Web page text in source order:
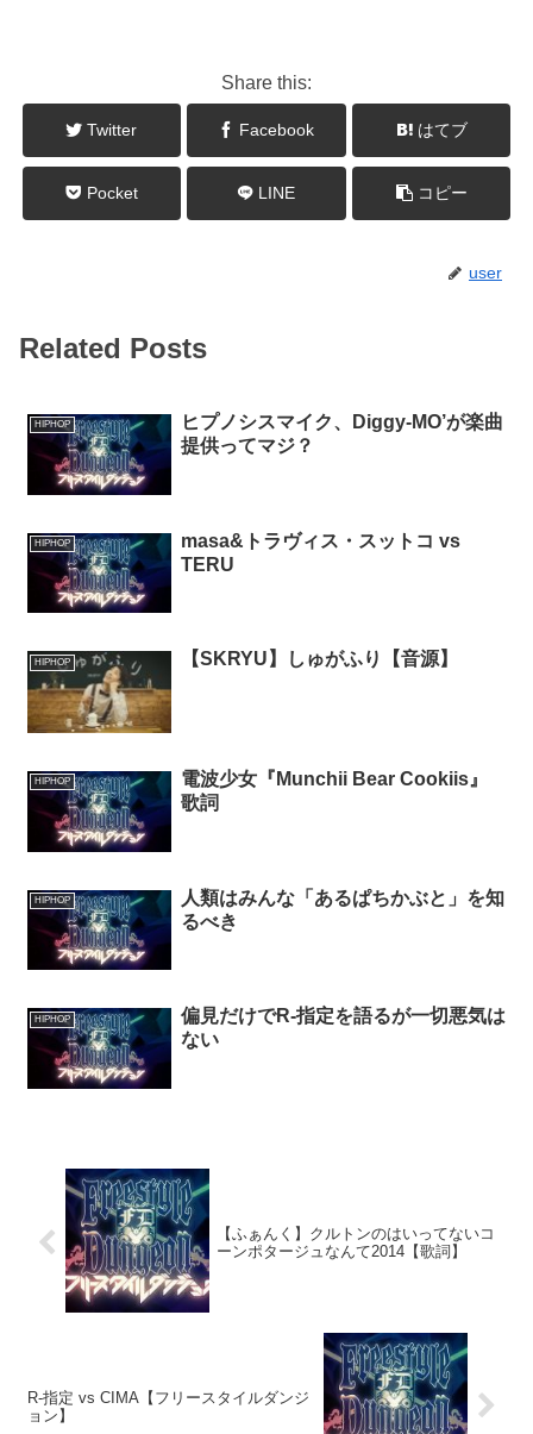
Share this:
Twitter Facebook はてブ
Pocket LINE コピー
user
Related Posts
HIPHOP
ヒプノシスマイク、Diggy-MO’が楽曲
提供ってマジ？
HIPHOP
masa&トラヴィス・スットコ vs
TERU
HIPHOP 【SKRYU】しゅがふり【音源】
HIPHOP
電波少女『Munchii Bear Cookiis』
歌詞
HIPHOP
人類はみんな「あるぱちかぶと」を知
るべき
HIPHOP
偏見だけでR-指定を語るが一切悪気は
ない
【ふぁんく】クルトンのはいってないコ
ーンポタージュなんて2014【歌詞】
R-指定 vs CIMA【フリースタイルダンジ
ョン】